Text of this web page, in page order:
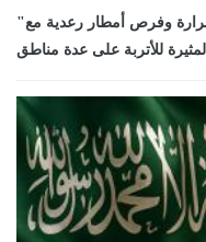
"الأرصاد السعودية": ارتفاع درجات الحرارة وفرص أمطار رعدية مع
للأتربة على عدة مناطق